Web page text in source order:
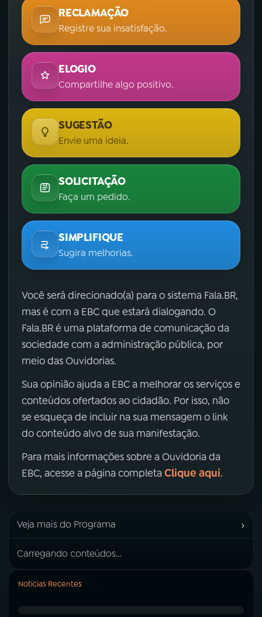
RECLAMAÇÃO
Registre sua insatisfação.
ELOGIO
Compartilhe algo positivo.
SUGESTÃO
Envie uma ideia.
SOLICITAÇÃO
Faça um pedido.
SIMPLIFIQUE
Sugira melhorias.
Você será direcionado(a) para o sistema Fala.BR,
mas é com a EBC que estará dialogando. O
Fala.BR é uma plataforma de comunicação da
sociedade com a administração pública, por
meio das Ouvidorias.
Sua opinião ajuda a EBC a melhorar os serviços e
conteúdos ofertados ao cidadão. Por isso, não
se esqueça de incluir na sua mensagem o link
do conteúdo alvo de sua manifestação.
Para mais informações sobre a Ouvidoria da
EBC, acesse a página completa Clique aqui.
Veja mais do Programa ›
Carregando conteúdos...
Notícias Recentes